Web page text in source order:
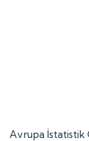
Avrupa İstatistik